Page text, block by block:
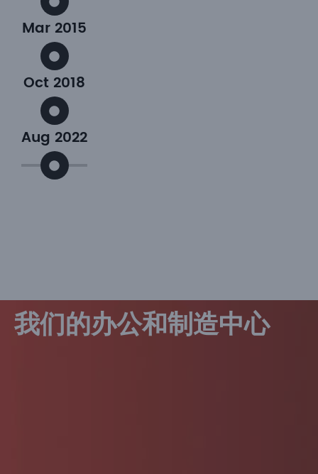
Mar 2015
Oct 2018
Aug 2022
我们的办公和制造中心